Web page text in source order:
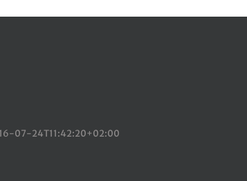
07-24T11:42:20+02:00